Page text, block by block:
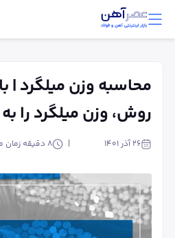
محاسبه وزن میلگرد |
روش‌، وزن میلگرد را
۲۶ آذر ۱۴۰۱ 8دقیقه زمان